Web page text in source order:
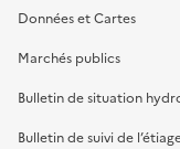
Données et Cartes
Marchés publics
Bulletin de situation
Bulletin de suivi de